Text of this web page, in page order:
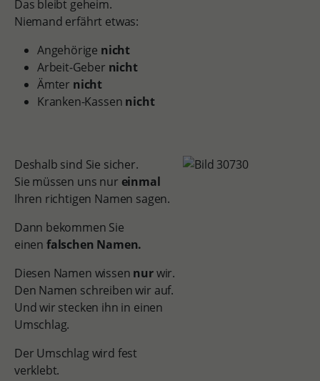
Das bleibt geheim.
Niemand erfährt etwas:
Angehörige nicht
Arbeit-Geber nicht
Ämter nicht
Kranken-Kassen nicht
Deshalb sind Sie sicher.
Sie müssen uns nur einmal
Ihren richtigen Namen sagen.
Dann bekommen Sie
einen falschen Namen.
Diesen Namen wissen nurwir.
Den Namen schreiben wir auf.
Und wir stecken ihn in einen
Umschlag.
Der Umschlag wird fest
verklebt.